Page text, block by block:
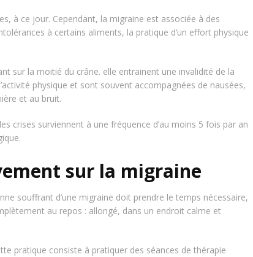
à ce jour. Cependant, la migraine est associée à des
à certains aliments, la pratique d’un effort physique
sur la moitié du crâne. elle entrainent une invalidité de la
physique et sont souvent accompagnées de nausées,
et au bruit.
crises surviennent à une fréquence d’au moins 5 fois par an
sur la migraine
souffrant d’une migraine doit prendre le temps nécessaire,
au repos : allongé, dans un endroit calme et
pratique consiste à pratiquer des séances de thérapie